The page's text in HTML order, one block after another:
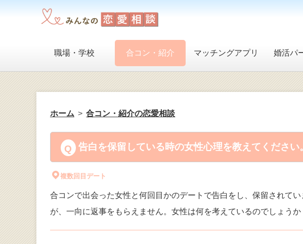
職場・学校 合コン・紹介 マッチングアプリ 婚活パ
ホーム 合コン・紹介の恋愛相談
告白を保留している時の女性心理を教えてください
複数回目デート
合コンで出会った女性と何回目かのデートで告白をし、保留されて
が、一向に返事をもらえません。女性は何を考えているのでしょう